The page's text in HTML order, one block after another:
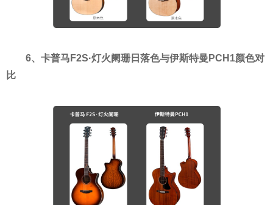
6、卡普马F2S·灯火阑珊日落色与伊斯特曼PCH1颜色对
比